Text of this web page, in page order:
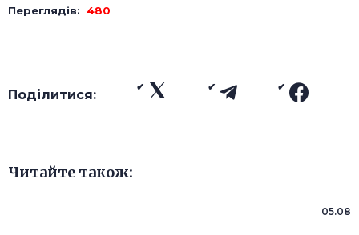
Переглядів: 480
Поділитися:
Читайте також:
05.08